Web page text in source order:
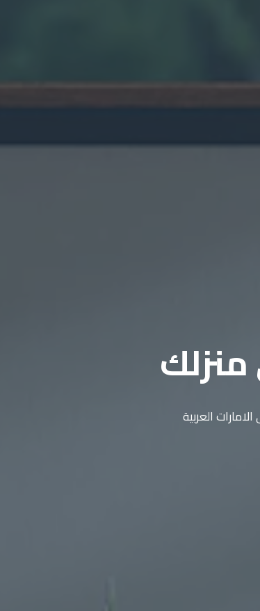
العربية